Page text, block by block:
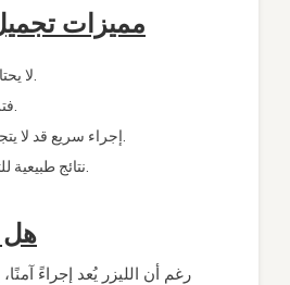
مميزات تجميل
لا يحتاج إلى تخدير عام.
فترة تعافي سريعة.
إجراء سريع قد لا يتجاوز 30-45 دقيقة.
نتائج طبيعية للتعديلات البسيطة.
هل
رغم أن الليزر يُعد إجراءً